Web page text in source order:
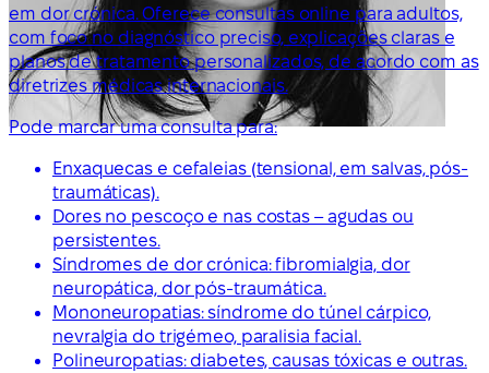
em dor crónica. Oferece consultas online para adultos,
com foco no diagnóstico preciso, explicações claras e
planos de tratamento personalizados, de acordo com as
diretrizes médicas internacionais.
Pode marcar uma consulta para:
Enxaquecas e cefaleias (tensional, em salvas, pós-
traumáticas).
Dores no pescoço e nas costas – agudas ou
persistentes.
Síndromes de dor crónica: fibromialgia, dor
neuropática, dor pós-traumática.
Mononeuropatias: síndrome do túnel cárpico,
nevralgia do trigémeo, paralisia facial.
Polineuropatias: diabetes, causas tóxicas e outras.